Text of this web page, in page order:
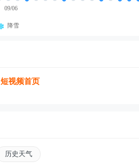
09/06
降雪
短视频首页
历史天气